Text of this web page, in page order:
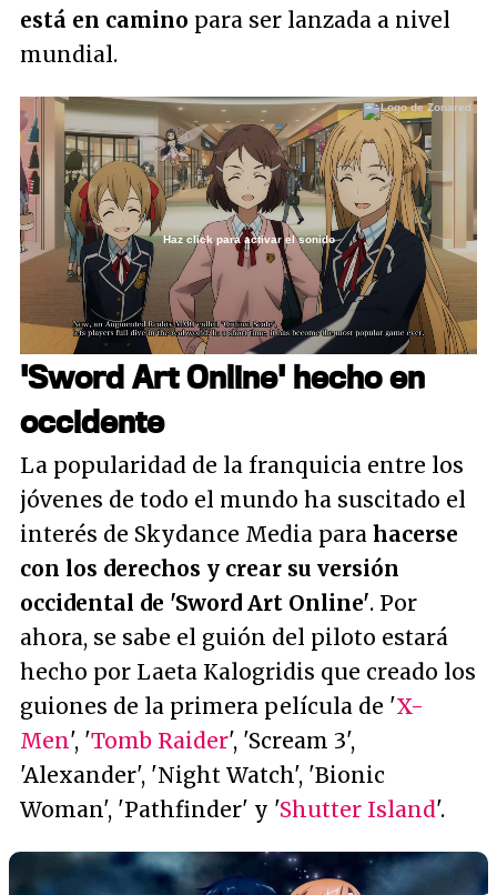
está en camino para ser lanzada a nivel
mundial.
Unmute
Loaded
57.55%
Haz click para activar el sonido
'Sword Art Online' hecho en
occidente
La popularidad de la franquicia entre los
jóvenes de todo el mundo ha suscitado el
interés de Skydance Media para hacerse
con los derechos y crear su versión
occidental de 'Sword Art Online'. Por
ahora, se sabe el guión del piloto estará
hecho por Laeta Kalogridis que creado los
guiones de la primera película de 'X-
Men', 'Tomb Raider', 'Scream 3',
'Alexander', 'Night Watch', 'Bionic
Woman', 'Pathfinder' y 'Shutter Island'.